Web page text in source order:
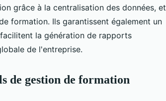
grâce à la centralisation des données, et
formation. Ils garantissent également un
la génération de rapports
de l'entreprise.
de gestion de formation